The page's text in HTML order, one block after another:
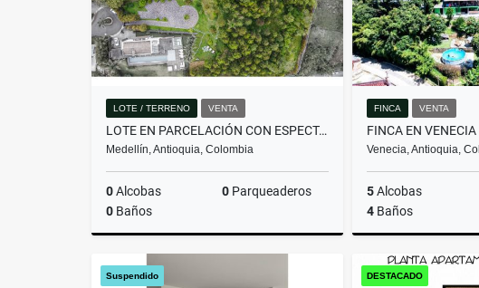
LOTE / TERRENO VENTA
LOTE EN PARCELACIÓN CON ESPECTACULAR VISTA SOBRE MEDELLÍN
Medellín, Antioquia, Colombia
0Alcobas 0 Parqueaderos
0 Baños
FINCA VENTA
FINCA EN VENECIA
Venecia, Antioquia,
5Alcobas
4 Baños
Suspendido DESTACADO